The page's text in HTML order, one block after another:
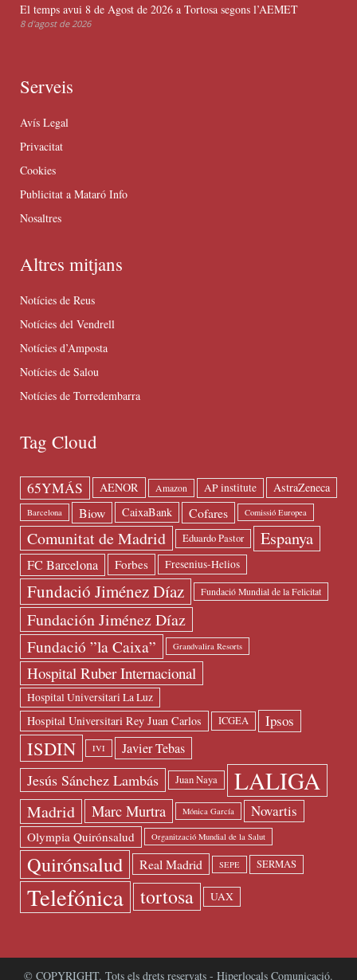
El temps avui 8 de Agost de 2026 a Tortosa segons l’AEMET
8 d'agost de 2026
Serveis
Avís Legal
Privacitat
Cookies
Publicitat a Mataró Info
Nosaltres
Altres mitjans
Notícies de Reus
Notícies del Vendrell
Notícies d’Amposta
Notícies de Salou
Notícies de Torredembarra
Tag Cloud
65YMÁS AENOR Amazon AP institute AstraZeneca
Barcelona Biow CaixaBank Cofares Comissió Europea
Comunitat de Madrid Eduardo Pastor Espanya
FC Barcelona Forbes Fresenius-Helios
Fundació Jiménez Díaz Fundació Mundial de la Felicitat
Fundación Jiménez Díaz
Fundació ”la Caixa” Grandvalira Resorts
Hospital Ruber Internacional
Hospital Universitari La Luz
Hospital Universitari Rey Juan Carlos ICGEA Ipsos
ISDIN IVI Javier Tebas
Jesús Sánchez Lambás Juan Naya LALIGA
Madrid Marc Murtra Mónica García Novartis
Olympia Quirónsalud Organització Mundial de la Salut
Quirónsalud Real Madrid SEPE SERMAS
Telefónica tortosa UAX
© COPYRIGHT. Tots els drets reservats - Hiperlocals Comunicació.